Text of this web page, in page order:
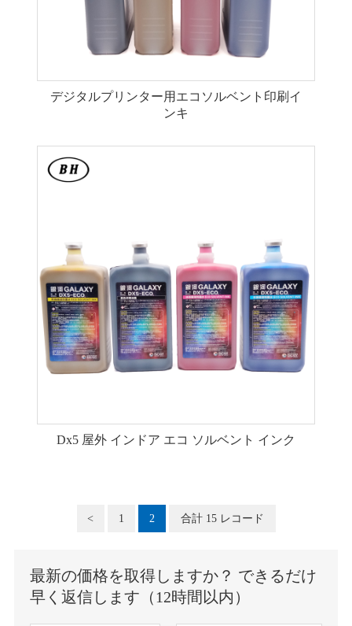
デジタルプリンター用エコソルベント印刷イ
ンキ
Dx5 屋外 インドア エコ ソルベント インク
< 1 2 合計 15 レコード
最新の価格を取得しますか？ できるだけ
早く返信します（12時間以内）